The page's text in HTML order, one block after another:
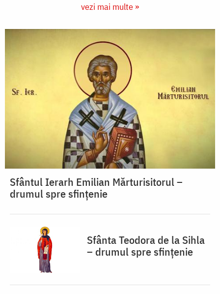
vezi mai multe »
Sfântul Ierarh Emilian Mărturisitorul –
drumul spre sfințenie
Sfânta Teodora de la Sihla
– drumul spre sfințenie